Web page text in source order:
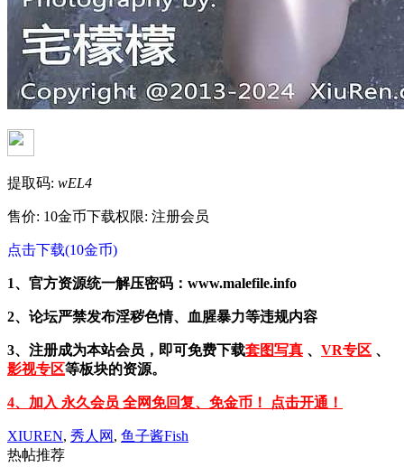
提取码: wEL4
售价: 10金币下载权限: 注册会员
点击下载(10金币)
1、官方资源统一解压密码：www.malefile.info
2、论坛严禁发布淫秽色情、血腥暴力等违规内容
3、注册成为本站会员，即可免费下载套图写真 、 VR专区 、
影视专区等板块的资源。
4、加入 永久会员 全网免回复、免金币！ 点击开通！
XIUREN, 秀人网 , 鱼子酱Fish
热帖推荐